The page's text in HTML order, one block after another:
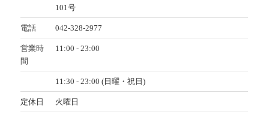
101号
電話 042-328-2977
営業時
間
11:00 - 23:00
11:30 - 23:00 (日曜・祝日)
定休日 火曜日